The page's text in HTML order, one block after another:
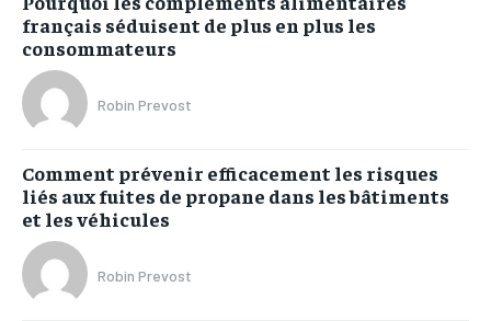
français séduisent de plus en plus les
consommateurs
Robin Prevost
Comment prévenir efficacement les risques
liés aux fuites de propane dans les bâtiments
et les véhicules
Robin Prevost